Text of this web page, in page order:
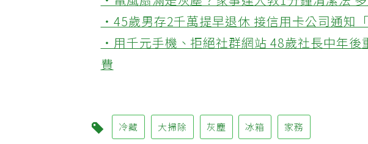
‧電風扇滿是灰塵？家事達人教1分鐘清潔法
‧45歲男存2千萬提早退休 接信用卡公司通知
‧用千元手機、拒絕社群網站 48歲社長中年後
費
冷藏 大掃除 灰塵 冰箱 家務